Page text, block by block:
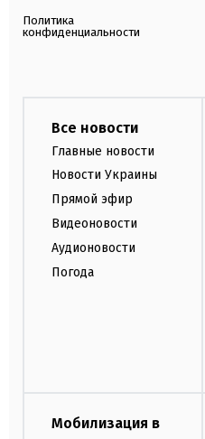
Политика
конфиденциальности
Все новости
Главные новости
Новости Украины
Прямой эфир
Видеоновости
Аудионовости
Погода
Мобилизация в